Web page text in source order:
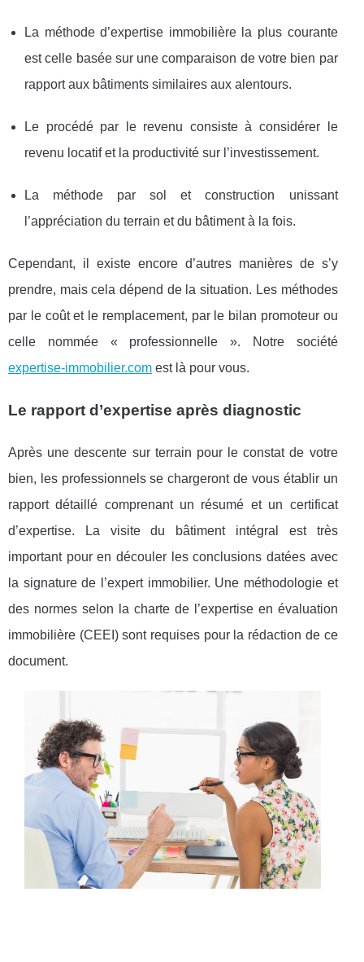
La méthode d’expertise immobilière la plus courante
est celle basée sur une comparaison de votre bien par
rapport aux bâtiments similaires aux alentours.
Le procédé par le revenu consiste à considérer le
revenu locatif et la productivité sur l’investissement.
La méthode par sol et construction unissant
l’appréciation du terrain et du bâtiment à la fois.
Cependant, il existe encore d’autres manières de s’y
prendre, mais cela dépend de la situation. Les méthodes
par le coût et le remplacement, par le bilan promoteur ou
celle nommée « professionnelle ». Notre société
expertise-immobilier.com est là pour vous.
Le rapport d’expertise après diagnostic
Après une descente sur terrain pour le constat de votre
bien, les professionnels se chargeront de vous établir un
rapport détaillé comprenant un résumé et un certificat
d’expertise. La visite du bâtiment intégral est très
important pour en découler les conclusions datées avec
la signature de l’expert immobilier. Une méthodologie et
des normes selon la charte de l’expertise en évaluation
immobilière (CEEI) sont requises pour la rédaction de ce
document.